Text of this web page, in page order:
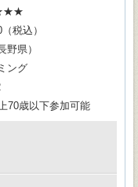
税込）
野県）
ング
70歳以下参加可能